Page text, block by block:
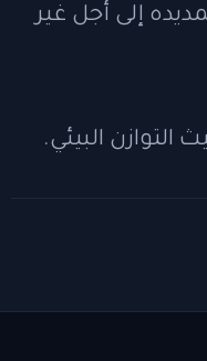
إلى أجل غير
البيئي.